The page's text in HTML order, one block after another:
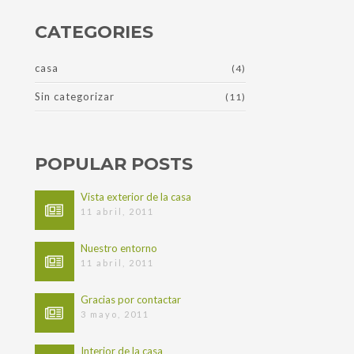
CATEGORIES
casa (4)
Sin categorizar (11)
POPULAR POSTS
Vista exterior de la casa
11 abril, 2011
Nuestro entorno
11 abril, 2011
Gracias por contactar
3 mayo, 2011
Interior de la casa